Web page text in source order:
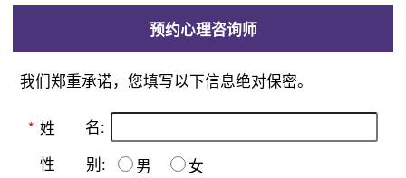
预约心理咨询师
我们郑重承诺，您填写以下信息绝对保密。
* 姓 名:
性 别: 男
女